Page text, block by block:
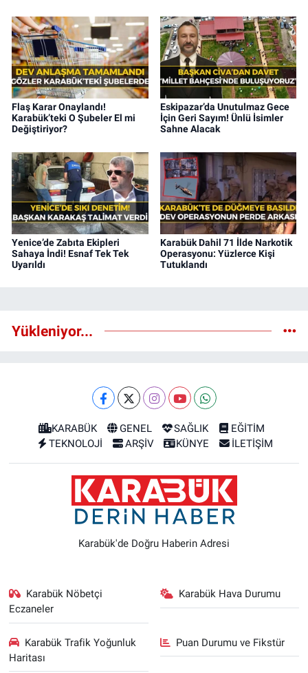
Flaş Karar Onaylandı!
Karabük’teki O Şubeler El mi
Değiştiriyor?
Eskipazar’da Unutulmaz Gece
İçin Geri Sayım! Ünlü İsimler
Sahne Alacak
Yenice’de Zabıta Ekipleri
Sahaya İndi! Esnaf Tek Tek
Uyarıldı
Karabük Dahil 71 İlde Narkotik
Operasyonu: Yüzlerce Kişi
Tutuklandı
Yükleniyor...
KARABÜK GENEL SAĞLIK
EĞİTİM
TEKNOLOJİ
ARŞİV KÜNYE İLETİŞİM
Karabük'de Doğru Haberin Adresi
Karabük Nöbetçi
Eczaneler
Karabük Hava Durumu
Karabük Trafik Yoğunluk
Haritası
Puan Durumu ve Fikstür